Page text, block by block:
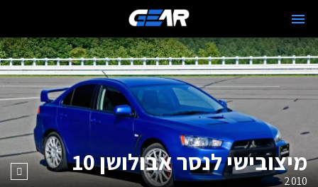
מיצובישי לנסר אבולושן 10
2010